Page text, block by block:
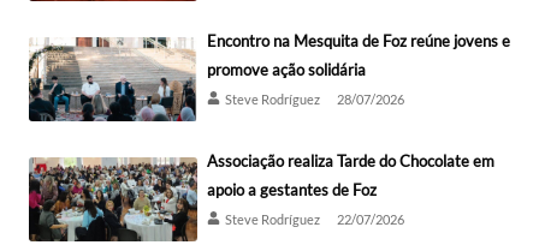
Encontro na Mesquita de Foz reúne jovens e
promove ação solidária
Steve Rodríguez 28/07/2026
Associação realiza Tarde do Chocolate em
apoio a gestantes de Foz
Steve Rodríguez 22/07/2026